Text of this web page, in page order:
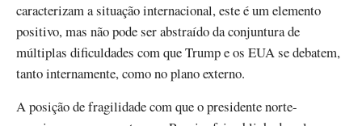
caracterizam a situação internacional, este é um elemento
positivo, mas não pode ser abstraído da conjuntura de
múltiplas dificuldades com que Trump e os EUA se debatem,
tanto internamente, como no plano externo.
A posição de fragilidade com que o presidente norte-